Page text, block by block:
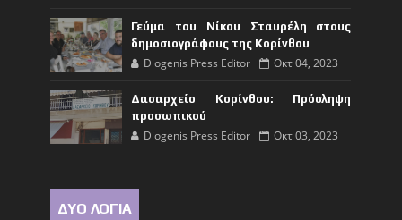
Γεύμα του Νίκου Σταυρέλη στους
δημοσιογράφους της Κορίνθου
Diogenis Press Editor Οκτ 04, 2023
Δασαρχείο Κορίνθου: Πρόσληψη
προσωπικού
Diogenis Press Editor Οκτ 03, 2023
ΔΥΟ ΛΟΓΙΑ